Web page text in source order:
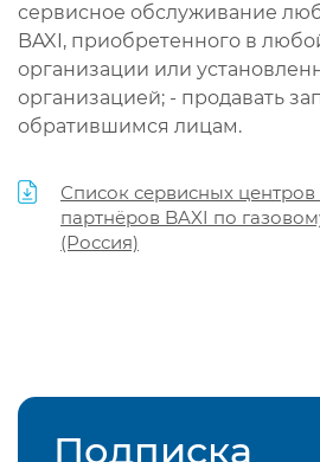
сервисное обслуживание
BAXI, приобретенного в
организации или
организацией; - продавать
обратившимся лицам.
Список сервисных
партнёров BAXI по
(Россия)
Подписка